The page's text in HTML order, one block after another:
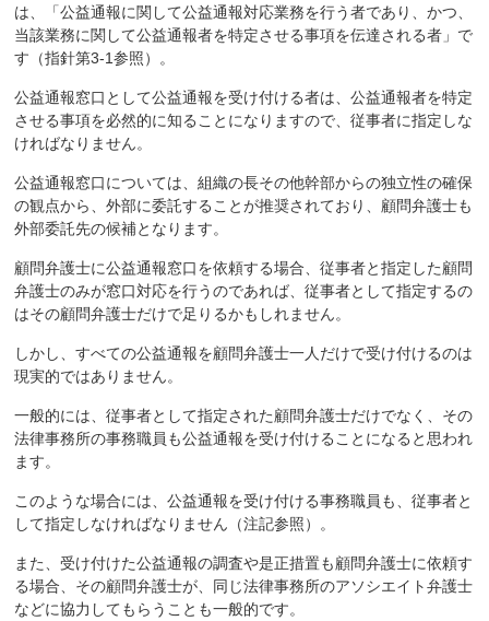
は、「公益通報に関して公益通報対応業務を行う者であり、かつ、
当該業務に関して公益通報者を特定させる事項を伝達される者」で
す（指針第3-1参照）。
公益通報窓口として公益通報を受け付ける者は、公益通報者を特定
させる事項を必然的に知ることになりますので、従事者に指定しな
ければなりません。
公益通報窓口については、組織の長その他幹部からの独立性の確保
の観点から、外部に委託することが推奨されており、顧問弁護士も
外部委託先の候補となります。
顧問弁護士に公益通報窓口を依頼する場合、従事者と指定した顧問
弁護士のみが窓口対応を行うのであれば、従事者として指定するの
はその顧問弁護士だけで足りるかもしれません。
しかし、すべての公益通報を顧問弁護士一人だけで受け付けるのは
現実的ではありません。
一般的には、従事者として指定された顧問弁護士だけでなく、その
法律事務所の事務職員も公益通報を受け付けることになると思われ
ます。
このような場合には、公益通報を受け付ける事務職員も、従事者と
して指定しなければなりません（注記参照）。
また、受け付けた公益通報の調査や是正措置も顧問弁護士に依頼す
る場合、その顧問弁護士が、同じ法律事務所のアソシエイト弁護士
などに協力してもらうことも一般的です。